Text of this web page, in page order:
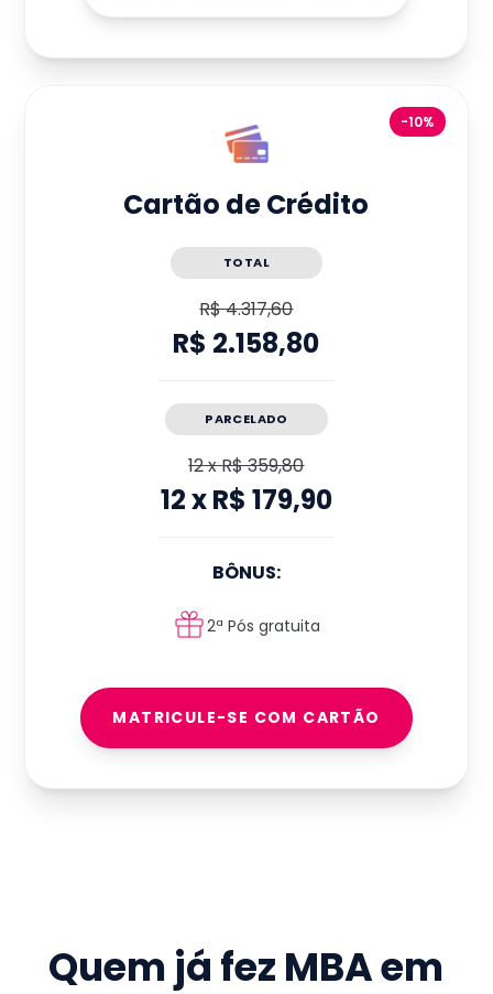
-10%
Cartão de Crédito
TOTAL
R$ 4.317,60
R$ 2.158,80
PARCELADO
12xR$ 359,80
12xR$ 179,90
BÔNUS:
2ª Pós gratuita
MATRICULE-SE COM CARTÃO
Quem já fez MBA em